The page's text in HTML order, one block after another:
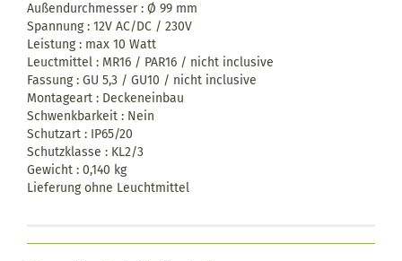
Außendurchmesser : Ø 99 mm
Spannung : 12V AC/DC / 230V
Leistung : max 10 Watt
Leuctmittel : MR16 / PAR16 / nicht inclusive
Fassung : GU 5,3 / GU10 / nicht inclusive
Montageart : Deckeneinbau
Schwenkbarkeit : Nein
Schutzart : IP65/20
Schutzklasse : KL2/3
Gewicht : 0,140 kg
Lieferung ohne Leuchtmittel